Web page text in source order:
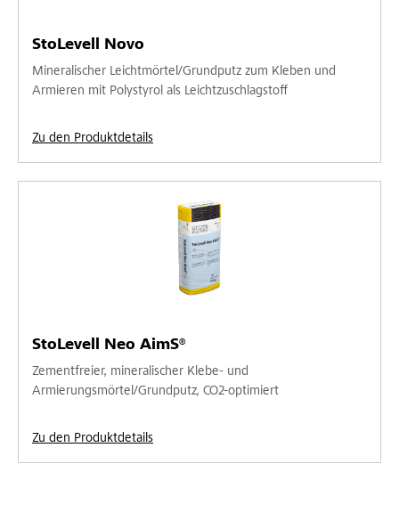
StoLevell Novo
Mineralischer Leichtmörtel/Grundputz zum Kleben und
Armieren mit Polystyrol als Leichtzuschlagstoff
Zu den Produktdetails
StoLevell Neo AimS®
Zementfreier, mineralischer Klebe- und
Armierungsmörtel/Grundputz, CO2-optimiert
Zu den Produktdetails